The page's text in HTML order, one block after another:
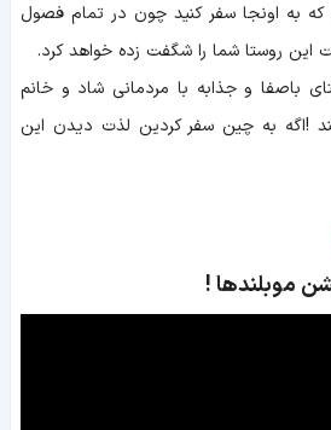
به اونجا سفر کنید چون در تمام فصول
این روستا شما را شگفت زده خواهد کرد.
باصفا و جذابه با مردمانی شاد و خانم
!اگه به چین سفر کردین لذت دیدن این
موبلندها !